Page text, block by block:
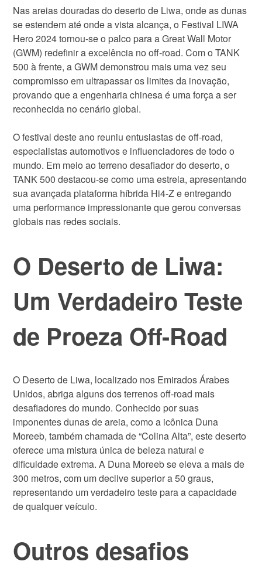
Nas areias douradas do deserto de Liwa, onde as dunas
se estendem até onde a vista alcança, o Festival LIWA
Hero 2024 tornou-se o palco para a Great Wall Motor
(GWM) redefinir a excelência no off-road. Com o TANK
500 à frente, a GWM demonstrou mais uma vez seu
compromisso em ultrapassar os limites da inovação,
provando que a engenharia chinesa é uma força a ser
reconhecida no cenário global.
O festival deste ano reuniu entusiastas de off-road,
especialistas automotivos e influenciadores de todo o
mundo. Em meio ao terreno desafiador do deserto, o
TANK 500 destacou-se como uma estrela, apresentando
sua avançada plataforma híbrida Hi4-Z e entregando
uma performance impressionante que gerou conversas
globais nas redes sociais.
O Deserto de Liwa:
Um Verdadeiro Teste
de Proeza Off-Road
O Deserto de Liwa, localizado nos Emirados Árabes
Unidos, abriga alguns dos terrenos off-road mais
desafiadores do mundo. Conhecido por suas
imponentes dunas de areia, como a icônica Duna
Moreeb, também chamada de “Colina Alta”, este deserto
oferece uma mistura única de beleza natural e
dificuldade extrema. A Duna Moreeb se eleva a mais de
300 metros, com um declive superior a 50 graus,
representando um verdadeiro teste para a capacidade
de qualquer veículo.
Outros desafios